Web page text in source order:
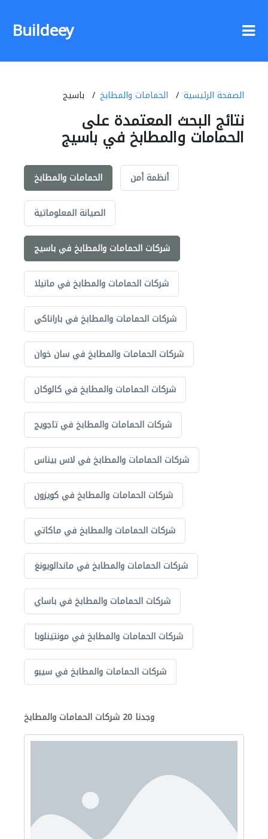
Buildeey
الصفحة الرئيسية الحمامات والمطابخ باسيج
نتائج البحث المعتمدة على
الحمامات والمطابخ في باسيج
الحمامات والمطابخ أنظمة أمن
الصيانة المعلوماتية
شركات الحمامات والمطابخ في باسيج
شركات الحمامات والمطابخ في مانيلا
شركات الحمامات والمطابخ في باراناكي
شركات الحمامات والمطابخ في سان خوان
شركات الحمامات والمطابخ في كالوكان
شركات الحمامات والمطابخ في تاجويج
شركات الحمامات والمطابخ في لاس بيناس
شركات الحمامات والمطابخ في كويزون
شركات الحمامات والمطابخ في ماكاتي
شركات الحمامات والمطابخ في ماندالويونغ
شركات الحمامات والمطابخ في باساي
شركات الحمامات والمطابخ في مونتينلوبا
شركات الحمامات والمطابخ في سيبو
وجدنا 20 شركات الحمامات والمطابخ